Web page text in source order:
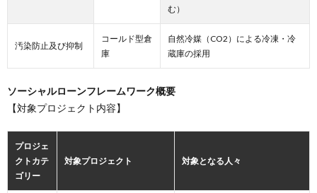
む）
汚染防止及び抑制
コールド型倉
庫
自然冷媒（CO2）による冷凍・冷
蔵庫の採用
ソーシャルローンフレームワーク概要
【対象プロジェクト内容】
プロジェ
クトカテ
ゴリー
対象プロジェクト 対象となる人々